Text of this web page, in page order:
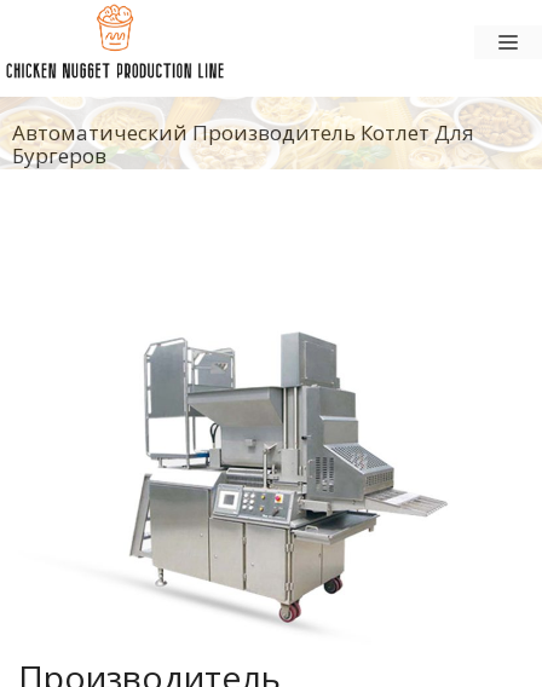
содержанию
Автоматический Производитель Котлет Для
Бургеров
Производитель